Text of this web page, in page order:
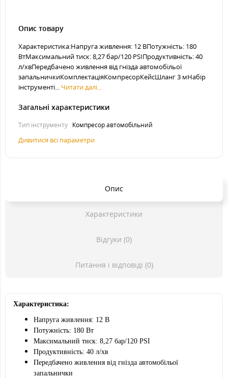
Опис товару
Характеристика:Напруга живлення: 12 ВПотужність: 180
ВтМаксимальний тиск: 8,27 бар/120 PSIПродуктивність: 40
л/хвПередбачено живлення від гнізда автомобільої
запальничкиКомплектаціяКомпресорКейсШланг 3 мНабір
інструменті... Читати далі...
Загальні характеристики
Тип інструменту Компресор автомобільний
Дивитися всі параметри
Опис
Характеристики
Відгуки (0)
Питання і відповіді (0)
Характеристика:
Напруга живлення: 12 В
Потужність: 180 Вт
Максимальний тиск: 8,27 бар/120 PSI
Продуктивність: 40 л/хв
Передбачено живлення від гнізда автомобільої
запальнички